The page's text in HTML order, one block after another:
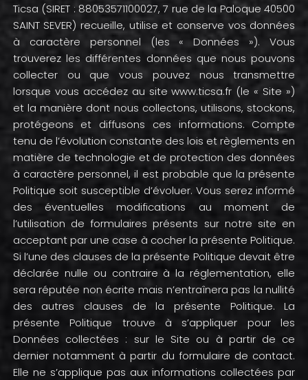
Ticsa (SIRET : 88053571100027, 7 rue de la Paloque 40500
SAINT SEVER) recueille, utilise et conserve vos données
à caractère personnel (les « Données »). Vous
trouverez les différentes données que nous pouvons
collecter ou que vous pouvez nous transmettre
lorsque vous accédez au site www.ticsa.fr (le « Site »)
et la manière dont nous collectons, utilisons, stockons,
protégeons et diffusons ces informations. Compte
tenu de l’évolution constante des lois et règlements en
matière de technologie et de protection des données
à caractère personnel, il est probable que la présente
Politique soit susceptible d’évoluer. Vous serez informé
des éventuelles modifications au moment de
l’utilisation de formulaires présents sur notre site en
acceptant par une case à cocher la présente Politique.
Si l’une des clauses de la présente Politique devait être
déclarée nulle ou contraire à la réglementation, elle
sera réputée non écrite mais n’entraînera pas la nullité
des autres clauses de la présente Politique. La
présente Politique trouve à s’appliquer pour les
Données collectées : sur le Site ou à partir de ce
dernier notamment à partir du formulaire de contact.
Elle ne s’applique pas aux informations collectées par